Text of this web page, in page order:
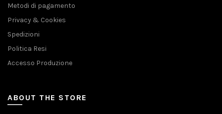
Metodi di pagamento
Privacy & Cookies
Spedizioni
Politica Resi
Accesso Produzione
ABOUT THE STORE